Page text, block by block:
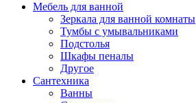
Мебель для ванной
Зеркала для ванной комнаты
Тумбы с умывальниками
Подстолья
Шкафы пеналы
Другое
Сантехника
Ванны